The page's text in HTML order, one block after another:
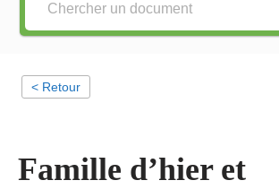
< Retour
Famille d’hier et